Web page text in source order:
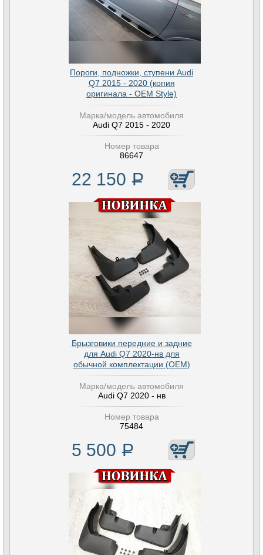
Пороги, подножки, ступени Audi
Q7 2015 - 2020 (копия
оригинала - OEM Style)
Марка/модель автомобиля
Audi Q7 2015 - 2020
Номер товара
86647
22 150 Р
Брызговики передние и задние
для Audi Q7 2020-нв для
обычной комплектации (OEM)
Марка/модель автомобиля
Audi Q7 2020 - нв
Номер товара
75484
5 500 Р